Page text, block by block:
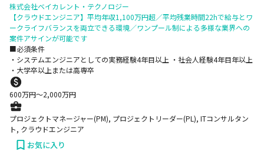
株式会社ベイカレント・テクノロジー
【クラウドエンジニア】平均年収1,100万円超／平均残業時間22hで給与とワ
ークライフバランスを両立できる環境／ワンプール制による多様な業界への
案件アサインが可能です
■必須条件
・システムエンジニアとしての実務経験4年目以上 ・社会人経験4年目年以上
・大学卒以上または高専卒
600万円〜2,000万円
プロジェクトマネージャー(PM), プロジェクトリーダー(PL), ITコンサルタン
ト, クラウドエンジニア
お気に入り